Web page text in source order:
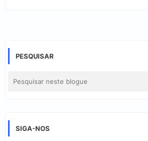
PESQUISAR
SIGA-NOS